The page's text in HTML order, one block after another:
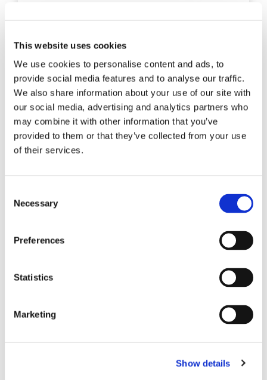
This website uses cookies
We use cookies to personalise content and ads, to
provide social media features and to analyse our traffic.
We also share information about your use of our site with
our social media, advertising and analytics partners who
may combine it with other information that you’ve
provided to them or that they’ve collected from your use
of their services.
Selection
Necessary
Preferences
Statistics
Marketing
Show details
ENTRADA DE BLOG
BENEFICIOS Y VENTAJAS DE
LOS CONECTORES
En el vertiginoso sector de las telecomunicaciones de
adaptabilidad son cruciales. Los conectores
instalables in situ de la serie XPTM de SENKO ofrecen